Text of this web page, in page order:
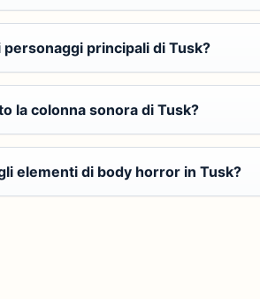
personaggi principali di Tusk?
la colonna sonora di Tusk?
elementi di body horror in Tusk?